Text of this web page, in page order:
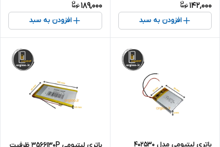
142,000
افزودن به سبد
189,000
افزودن به سبد
باتری لیتیومی مدل 402530